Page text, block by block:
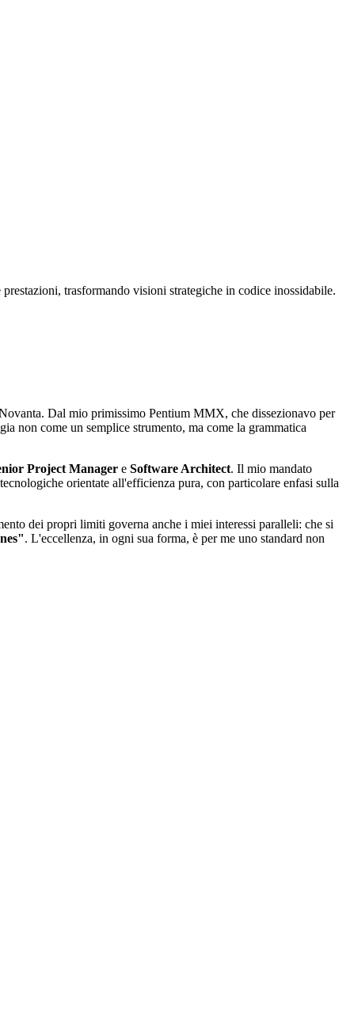
trasformando visioni strategiche in codice inossidabile.
Dal mio primissimo Pentium MMX, che dissezionavo per
non come un semplice strumento, ma come la grammatica
Project Manager e Software Architect. Il mio mandato
orientate all'efficienza pura, con particolare enfasi sulla
dei propri limiti governa anche i miei interessi paralleli: che si
. L'eccellenza, in ogni sua forma, è per me uno standard non